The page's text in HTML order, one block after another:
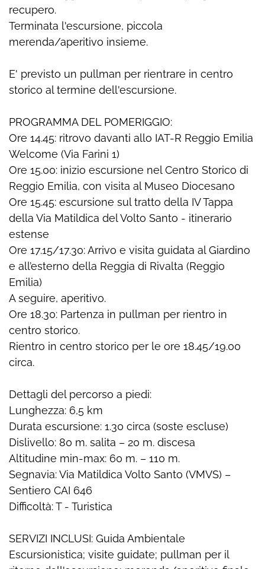
recupero.
Terminata l'escursione, piccola
merenda/aperitivo insieme.
E' previsto un pullman per rientrare in centro
storico al termine dell'escursione.
PROGRAMMA DEL POMERIGGIO:
Ore 14.45: ritrovo davanti allo IAT-R Reggio Emilia
Welcome (Via Farini 1)
Ore 15.00: inizio escursione nel Centro Storico di
Reggio Emilia, con visita al Museo Diocesano
Ore 15.45: escursione sul tratto della IV Tappa
della Via Matildica del Volto Santo - itinerario
estense
Ore 17.15/17.30: Arrivo e visita guidata al Giardino
e all’esterno della Reggia di Rivalta (Reggio
Emilia)
A seguire, aperitivo.
Ore 18.30: Partenza in pullman per rientro in
centro storico.
Rientro in centro storico per le ore 18.45/19.00
circa.
Dettagli del percorso a piedi:
Lunghezza: 6,5 km
Durata escursione: 1.30 circa (soste escluse)
Dislivello: 80 m. salita – 20 m. discesa
Altitudine min-max: 60 m. – 110 m.
Segnavia: Via Matildica Volto Santo (VMVS) –
Sentiero CAI 646
Difficoltà: T - Turistica
SERVIZI INCLUSI: Guida Ambientale
Escursionistica; visite guidate; pullman per il